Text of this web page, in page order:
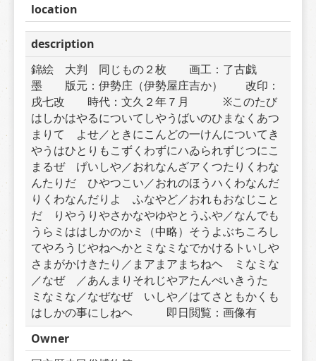
location
description
錦絵　大判　同じもの２枚　　画工：了古戯
墨　　版元：伊勢庄（伊勢屋庄吉か）　　改印：
戌七改　　時代：文久２年７月　　　※このたび
はしかはやるについてしやうばいのひまなくあつ
まりて　よせ／ときにこんどの一けんについてき
やうはひとりもこずくわずにハゐられずじつにこ
まるぜ　げいしや／おれなんざアくつたりくわな
んたりだ　ひやつこい／おれのほうハくわなんだ
りくわなんだりよ　ふなやど／おれもおなじこと
だ　りやうりやさかなやゆやとうふや／なんでも
うらミははしかのかミ（中略）そうよぶちころし
てやろうじやねへかとミなミなでかけるトいしや
さまがかけきたり／まアまアまちねヘ　ミなミな
／なぜ　／あんまりそれじやアたんぺいきうた
ミなミな／なぜなぜ　いしや／はてさともかくも
はしかの事にしねヘ　　　即日閲覧：画像有
Owner